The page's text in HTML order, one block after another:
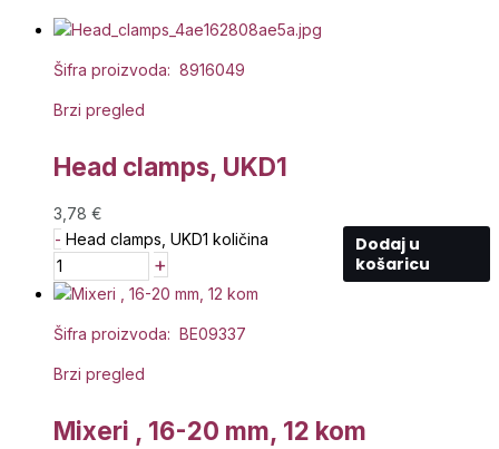
Šifra proizvoda: 8916049
Brzi pregled
Head clamps, UKD1
3,78 €
- Head clamps, UKD1 količina
+
Dodaj u
košaricu
Šifra proizvoda: BE09337
Brzi pregled
Mixeri , 16-20 mm, 12 kom